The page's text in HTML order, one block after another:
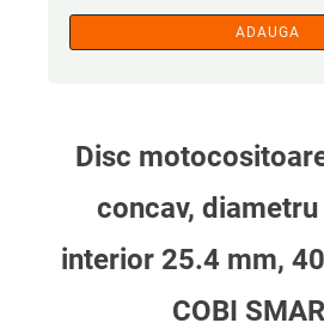
inițial
a
ADAUGA
Disc
concav,
interior 25.4 mm,
COBI